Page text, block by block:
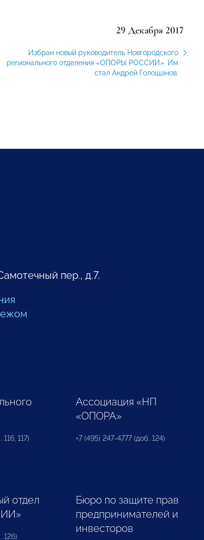
29 Декабря 2017
Избран новый руководитель Новгородского
регионального отделения «ОПОРЫ РОССИИ». Им
стал Андрей Голощанов.
пер., д.7.
117)
Ассоциация «НП
«ОПОРА»
+7 (495) 247-4777 (доб. 124)
отдел
126)
Бюро по защите прав
предпринимателей и
инвесторов